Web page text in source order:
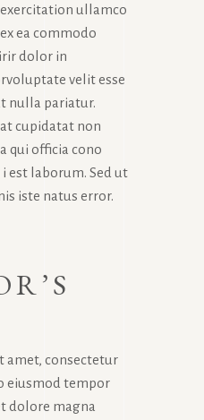
ullamco
ea commodo
dolor in
velit esse
nulla pariatur.
cupidatat non
qui officia cono
est laborum. Sed ut
iste natus error.
amet, consectetur
eiusmod tempor
dolore magna